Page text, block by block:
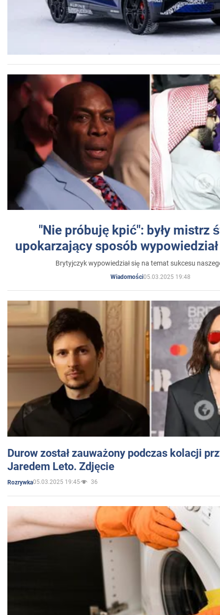
"Nie próbuję kpić": były mistrz
upokarzający sposób
Brytyjczyk wypowiedział się na temat sukcesu
Wiadomości05.03.2025 19:48
Durow został zauważony podczas kolacji
Jaredem Leto. Zdjęcie
Rozrywka05.03.2025 19:45 36